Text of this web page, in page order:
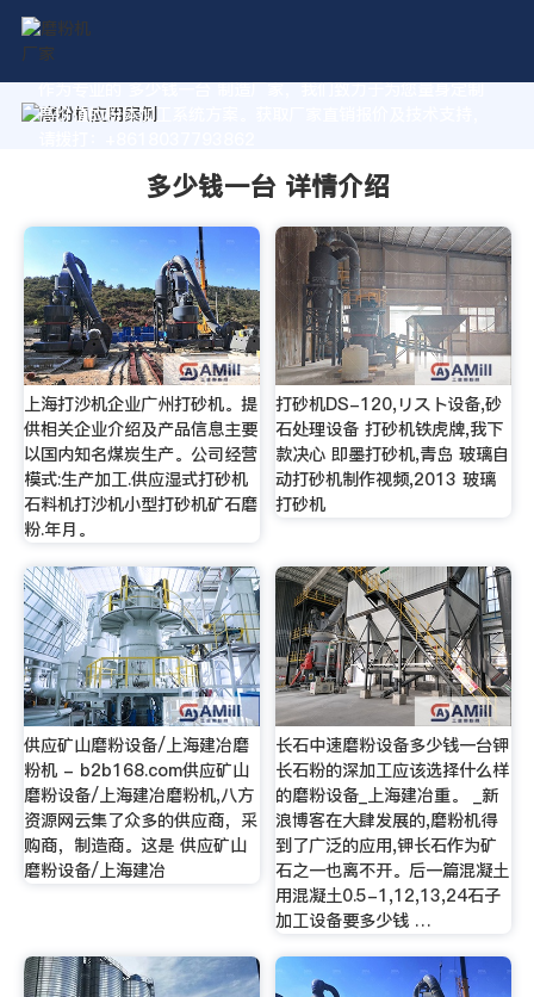
作为专业的 多少钱一台 制造厂家，我们致力于为您量身定制
高价值的粉体加工系统方案。获取厂家直销报价及技术支持，
多少钱一台 详情介绍
上海打沙机企业广州打砂机。提
供相关企业介绍及产品信息主要
以国内知名煤炭生产。公司经营
模式:生产加工.供应湿式打砂机
石料机打沙机小型打砂机矿石磨
粉.年月。
打砂机DS-120,リスト设备,砂
石处理设备 打砂机铁虎牌,我下
款决心 即墨打砂机,青岛 玻璃自
动打砂机制作视频,2013 玻璃
打砂机
供应矿山磨粉设备/上海建冶磨
粉机 - b2b168.com供应矿山
磨粉设备/上海建冶磨粉机,八方
资源网云集了众多的供应商，采
购商，制造商。这是 供应矿山
磨粉设备/上海建冶
长石中速磨粉设备多少钱一台钾
长石粉的深加工应该选择什么样
的磨粉设备_上海建冶重。 _新
浪博客在大肆发展的,磨粉机得
到了广泛的应用,钾长石作为矿
石之一也离不开。后一篇混凝土
用混凝土0.5-1,12,13,24石子
加工设备要多少钱 …